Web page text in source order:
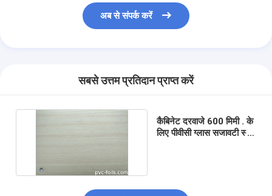
अब से संपर्क करें
सबसे उत्तम प्रतिदान प्राप्त करें
कैबिनेट दरवाजे 600 मिमी . के
लिए पीवीसी ग्लास सजावटी स्वयं